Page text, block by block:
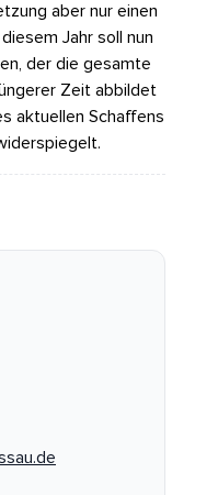
aber nur einen
Jahr soll nun
der die gesamte
Zeit abbildet
aktuellen Schaffens